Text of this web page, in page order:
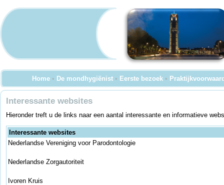
Home • De mondhygiënist • Eerste bezoek •
Interessante websites
Hieronder treft u de links naar een aantal interessante en informatieve
Interessante websites
Nederlandse Vereniging voor Parodontologie
Nederlandse Zorgautoriteit
Ivoren Kruis